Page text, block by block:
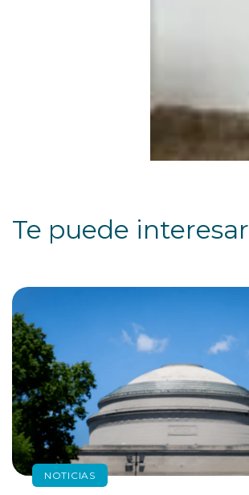
Te puede interesar
NOTICIAS